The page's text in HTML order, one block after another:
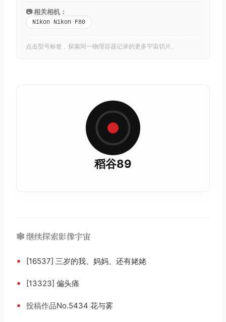
📷 相关相机：
Nikon Nikon F80
点击型号标签，探索同一物理容器记录的更多宇宙切片。
稻谷89
🕸️ 继续探索影像宇宙
• [16537] 三岁的我、妈妈、还有姥姥
• [13323] 偏头痛
• 投稿作品No.5434 花与雾